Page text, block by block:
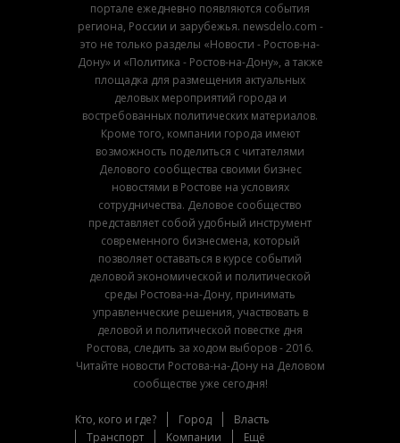
портале ежедневно появляются события
региона, России и зарубежья. newsdelo.com -
это не только разделы «Новости - Ростов-на-
Дону» и «Политика - Ростов-на-Дону», а также
площадка для размещения актуальных
деловых мероприятий города и
востребованных политических материалов.
Кроме того, компании города имеют
возможность поделиться с читателями
Делового сообщества своими бизнес
новостями в Ростове на условиях
сотрудничества. Деловое сообщество
представляет собой удобный инструмент
современного бизнесмена, который
позволяет оставаться в курсе событий
деловой экономической и политической
среды Ростова-на-Дону, принимать
управленческие решения, участвовать в
деловой и политической повестке дня
Ростова, следить за ходом выборов - 2016.
Читайте новости Ростова-на-Дону на Деловом
сообществе уже сегодня!
Кто, кого и где? Город
Власть
Транспорт
Компании Ещё